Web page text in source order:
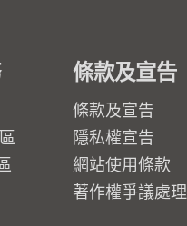
條款及宣告
條款及宣告
隱私權宣告
網站使用條款
著作權爭議處理